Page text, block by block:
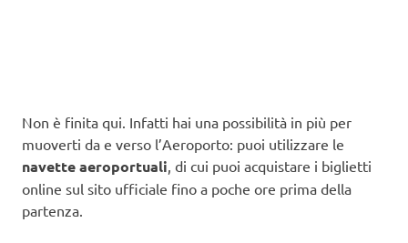
Non è finita qui. Infatti hai una possibilità in più per
muoverti da e verso l’Aeroporto: puoi utilizzare le
navette aeroportuali, di cui puoi acquistare i biglietti
online sul sito ufficiale fino a poche ore prima della
partenza.